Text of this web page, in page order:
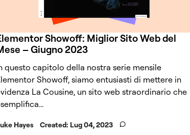
Showoff: Miglior Sito Web del
– Giugno 2023
questo capitolo della nostra serie mensile
Showoff, siamo entusiasti di mettere in
La Cousine, un sito web straordinario che
Hayes Created: Lug 04, 2023